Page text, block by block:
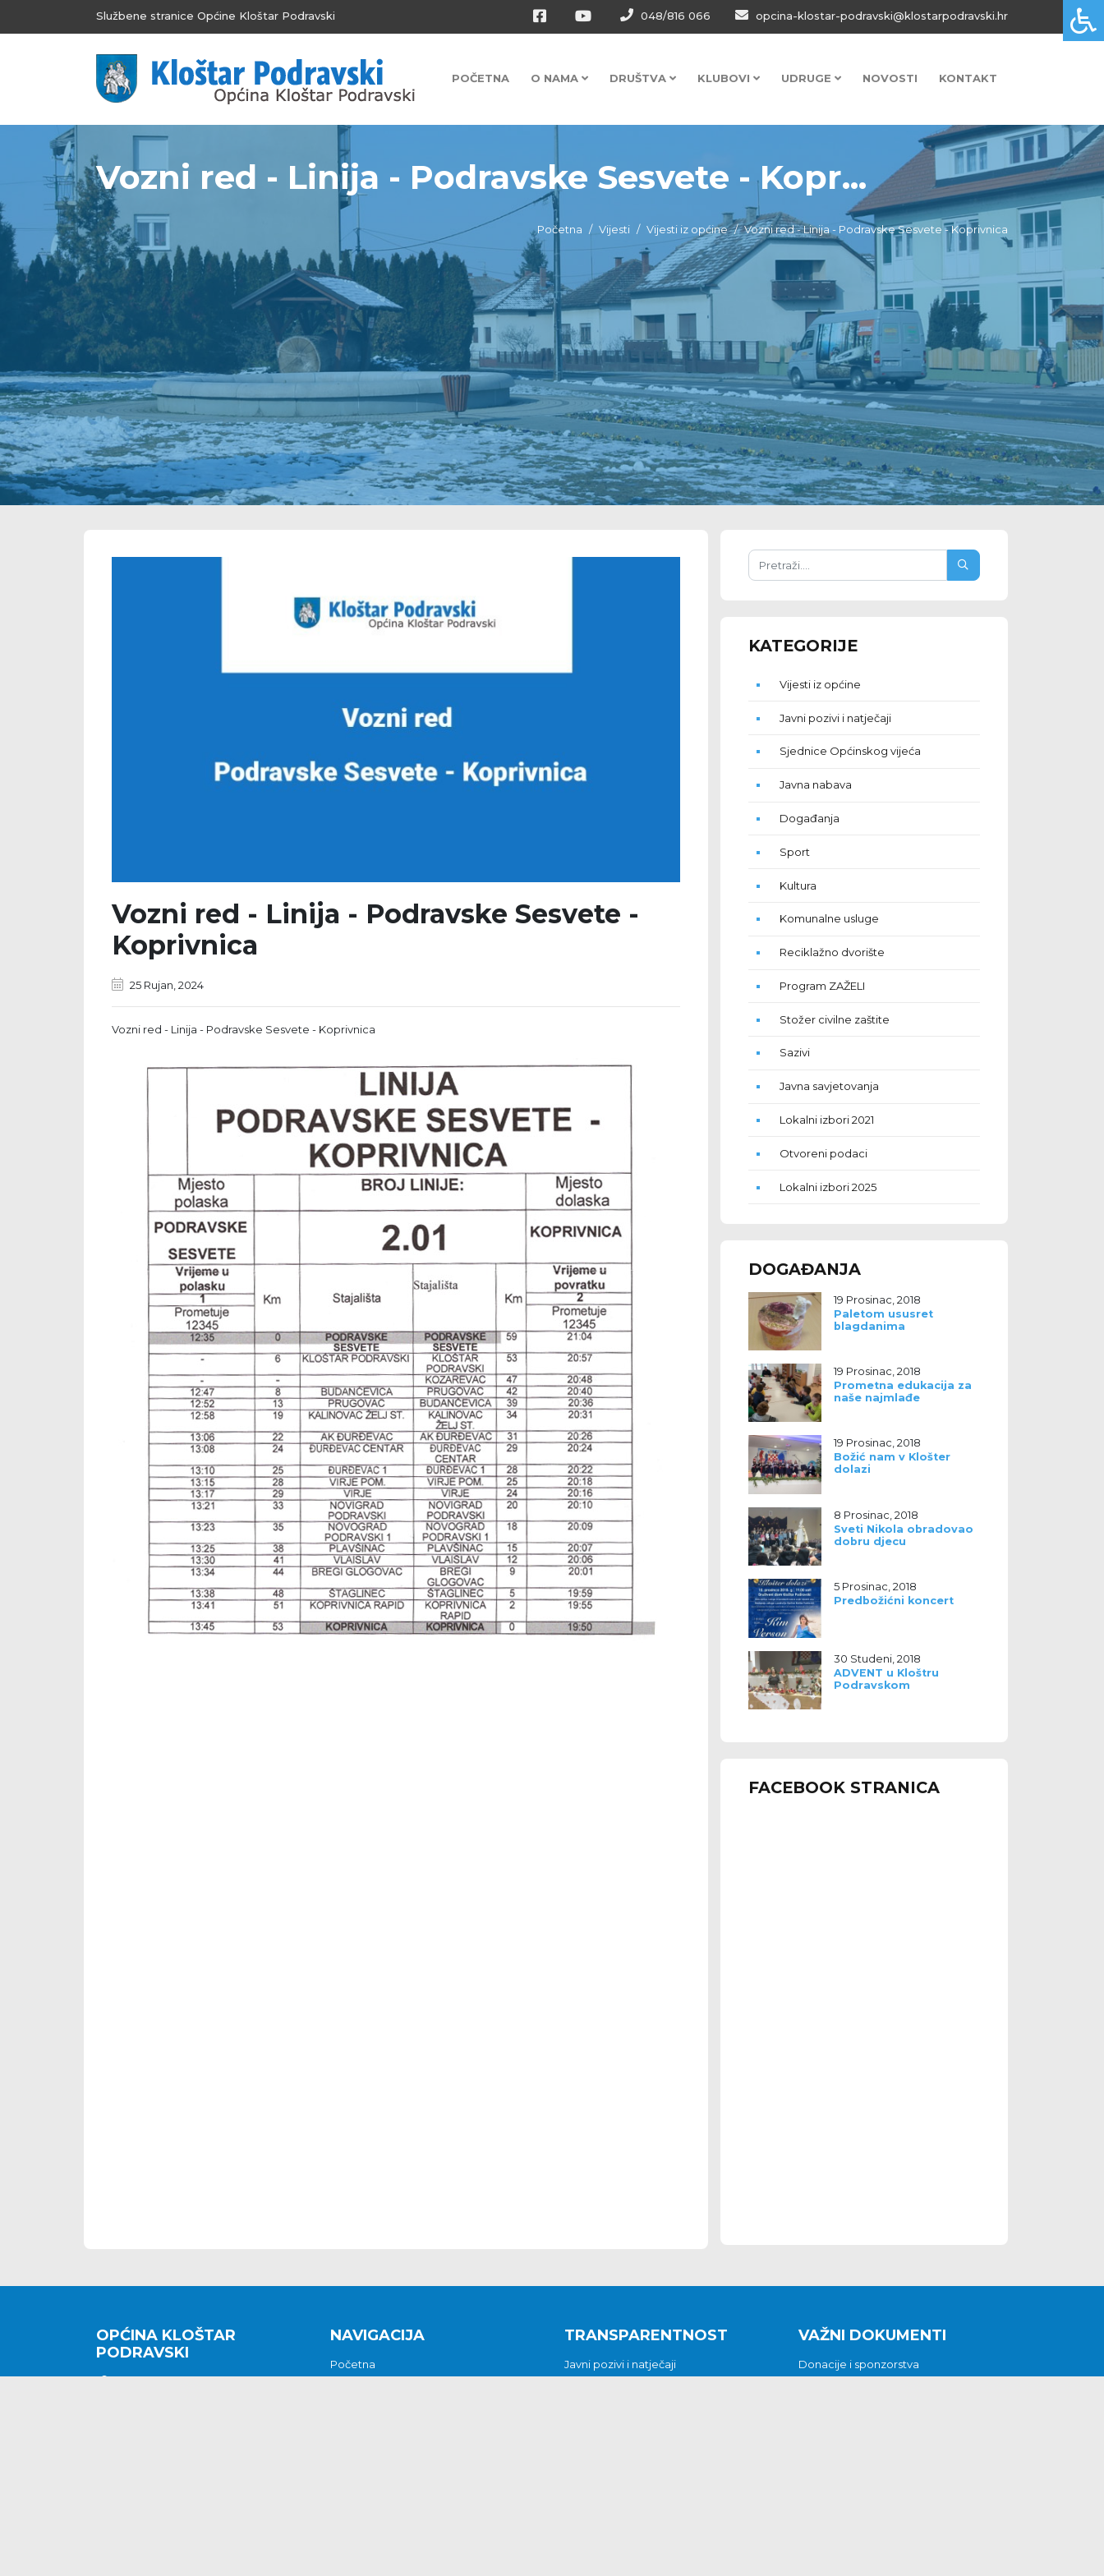
Službene stranice Općine Kloštar Podravski 048/816 066 opcina-klostar-podravski@klostarpodravski.hr
POČETNA O NAMA DRUŠTVA KLUBOVI UDRUGE NOVOSTI KONTAKT
Vozni red - Linija - Podravske Sesvete - Kopr...
Početna Vijesti Vijesti iz općine Vozni red - Linija - Podravske Sesvete - Koprivnica
Vozni red - Linija - Podravske Sesvete -
Koprivnica
25 Rujan, 2024
Vozni red - Linija - Podravske Sesvete - Koprivnica
KATEGORIJE
Vijesti iz općine
Javni pozivi i natječaji
Sjednice Općinskog vijeća
Javna nabava
Događanja
Sport
Kultura
Komunalne usluge
Reciklažno dvorište
Program ZAŽELI
Stožer civilne zaštite
Sazivi
Javna savjetovanja
Lokalni izbori 2021
Otvoreni podaci
Lokalni izbori 2025
DOGAĐANJA
19 Prosinac, 2018
Paletom ususret
blagdanima
19 Prosinac, 2018
Prometna edukacija za
naše najmlađe
19 Prosinac, 2018
Božić nam v Klošter
dolazi
8 Prosinac, 2018
Sveti Nikola obradovao
dobru djecu
5 Prosinac, 2018
Predbožićni koncert
30 Studeni, 2018
ADVENT u Kloštru
Podravskom
FACEBOOK STRANICA
OPĆINA KLOŠTAR
PODRAVSKI
NAVIGACIJA
Početna
TRANSPARENTNOST
Javni pozivi i natječaji
VAŽNI DOKUMENTI
Donacije i sponzorstva